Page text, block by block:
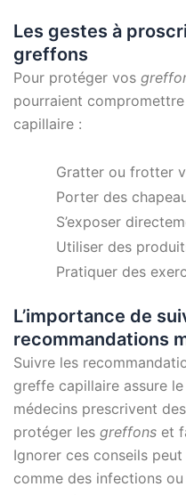
Les gestes à
greffons
Pour protéger vos
pourraient
capillaire :
Gratter ou frotter
Porter des
S’exposer
Utiliser des
Pratiquer des
L’importance de
recommandations
Suivre les
greffe capillaire assure
médecins prescrivent
protéger les greffonset
Ignorer ces conseils
comme des infections